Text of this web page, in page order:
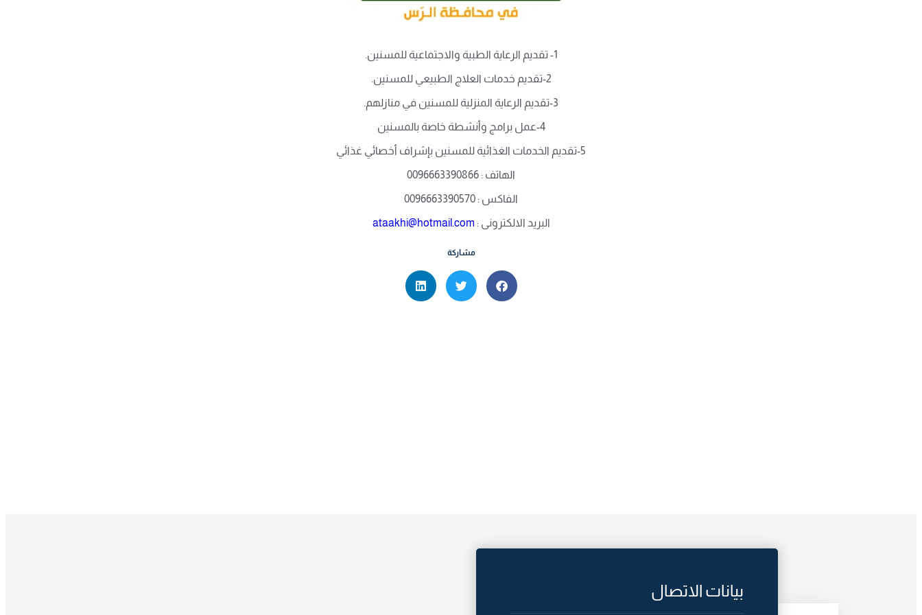
1- تقديم الرعاية الطبية والاجتماعية للمسنين.
2-تقديم خدمات العلاج الطبيعي للمسنين.
3-تقديم الرعاية المنزلية للمسنين في منازلهم.
4-عمل برامج وأنشطة خاصة بالمسنين
5-تقديم الخدمات الغذائية للمسنين بإشراف أخصائي غذائي
الهاتف : 0096663390866
الفاكس : 0096663390570
البريد الالكترونى : ataakhi@hotmail.com
مشاركة
بيانات الاتصال